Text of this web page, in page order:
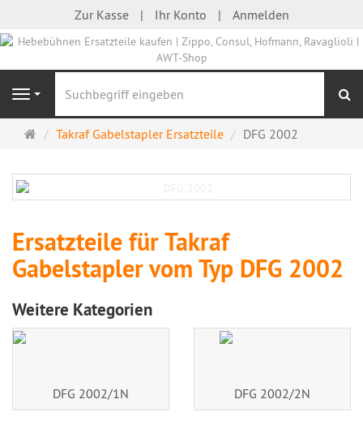
Zur Kasse Ihr Konto Anmelden
Navigation
Startseite
Takraf Gabelstapler Ersatzteile DFG 2002
Ersatzteile für Takraf
Gabelstapler vom Typ DFG 2002
Weitere Kategorien
DFG 2002/1N DFG 2002/2N